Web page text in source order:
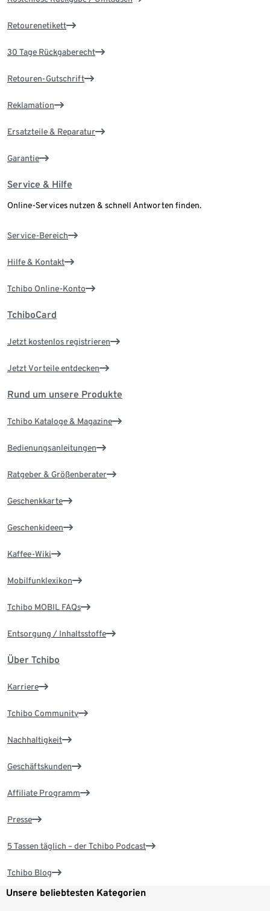
Retourenetikett
30 Tage Rückgaberecht
Retouren-Gutschrift
Reklamation
Ersatzteile & Reparatur
Garantie
Service & Hilfe
Online-Services nutzen & schnell Antworten finden.
Service-Bereich
Hilfe & Kontakt
Tchibo Online-Konto
TchiboCard
Jetzt kostenlos registrieren
Jetzt Vorteile entdecken
Rund um unsere Produkte
Tchibo Kataloge & Magazine
Bedienungsanleitungen
Ratgeber & Größenberater
Geschenkkarte
Geschenkideen
Kaffee-Wiki
Mobilfunklexikon
Tchibo MOBIL FAQs
Entsorgung / Inhaltsstoffe
Über Tchibo
Karriere
Tchibo Community
Nachhaltigkeit
Geschäftskunden
Affiliate Programm
Presse
5 Tassen täglich – der Tchibo Podcast
Tchibo Blog
Unsere beliebtesten Kategorien